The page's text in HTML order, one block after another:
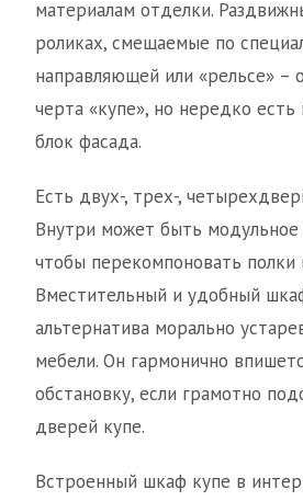
материалам отделки.
роликах, смещаемые по
направляющей или «рельсе» –
черта «купе», но нередко
блок фасада.
Есть двух-, трех-,
Внутри может быть модульное
чтобы перекомпоновать полки
Вместительный и удобный
альтернатива морально
мебели. Он гармонично
обстановку, если грамотно
дверей купе.
Встроенный шкаф купе в